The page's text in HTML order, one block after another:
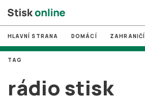
# MUNI
# Brno
HLAVNÍ STRANA DOMÁCÍ ZAHRANIČÍ
rádio stisk
TAG